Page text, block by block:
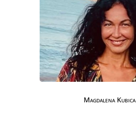
Magdalena Kubica